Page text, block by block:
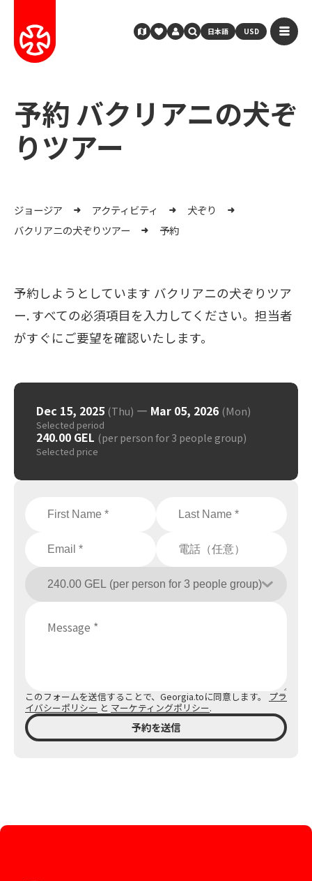
日本語 USD
予約 バクリアニの犬ぞ
りツアー
ジョージア アクティビティ
犬ぞり
バクリアニの犬ぞりツアー
予約
予約しようとしています バクリアニの犬ぞりツア
ー. すべての必須項目を入力してください。担当者
がすぐにご要望を確認いたします。
このフォームを送信することで、Georgia.toに同意します。
プラ
イバシーポリシー と マーケティングポリシー.
予約を送信
Dec 15, 2025 (Thu) — Mar 05, 2026 (Mon)
Selected period
240.00 GEL (per person for 3 people group)
Selected price